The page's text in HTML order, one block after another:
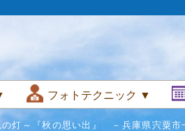
フォトテクニック ▼
の灯～『秋の思い出』 －兵庫県宍粟